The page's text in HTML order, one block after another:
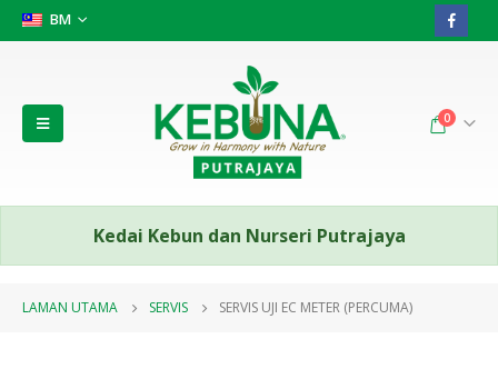
BM
0
Kedai Kebun dan Nurseri Putrajaya
LAMAN UTAMA SERVIS SERVIS UJI EC METER (PERCUMA)